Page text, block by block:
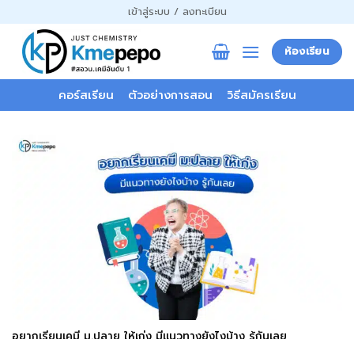
ไป
เนื้อหา
เข้าสู่ระบบ / ลงทะเบียน
ห้องเรียน
คอร์สเรียน ตัวอย่างการสอน วิธีสมัครเรียน